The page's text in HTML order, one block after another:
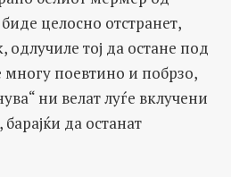
целосно отстранет,
одлучиле тој да остане под
многу поевтино и побрзо,
ни велат луѓе вклучени
да останат